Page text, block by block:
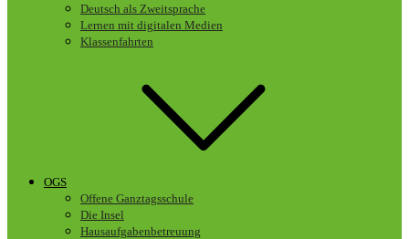
Deutsch als Zweitsprache
Lernen mit digitalen Medien
Klassenfahrten
OGS
Offene Ganztagsschule
Die Insel
Hausaufgabenbetreuung